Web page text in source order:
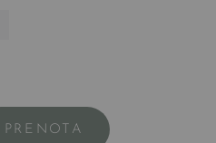
PRENOTA